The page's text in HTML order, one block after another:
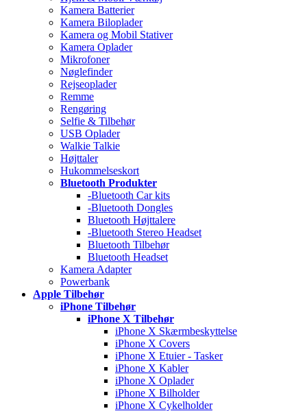
Kamera Batterier
Kamera Biloplader
Kamera og Mobil Stativer
Kamera Oplader
Mikrofoner
Nøglefinder
Rejseoplader
Remme
Rengøring
Selfie & Tilbehør
USB Oplader
Walkie Talkie
Højttaler
Hukommelseskort
Bluetooth Produkter
-Bluetooth Car kits
-Bluetooth Dongles
Bluetooth Højttalere
-Bluetooth Stereo Headset
Bluetooth Tilbehør
Bluetooth Headset
Kamera Adapter
Powerbank
Apple Tilbehør
iPhone Tilbehør
iPhone X Tilbehør
iPhone X Skærmbeskyttelse
iPhone X Covers
iPhone X Etuier - Tasker
iPhone X Kabler
iPhone X Oplader
iPhone X Bilholder
iPhone X Cykelholder